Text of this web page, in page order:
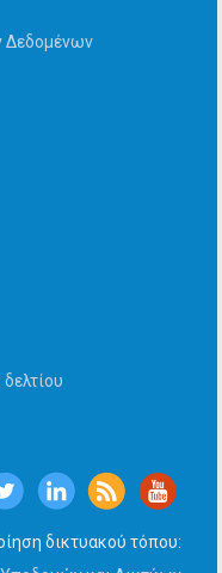
Δεδομένων
δικτυακού τόπου: